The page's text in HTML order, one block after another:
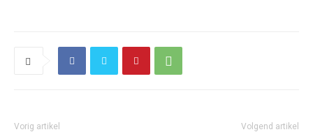
Vorig artikel Volgend artikel